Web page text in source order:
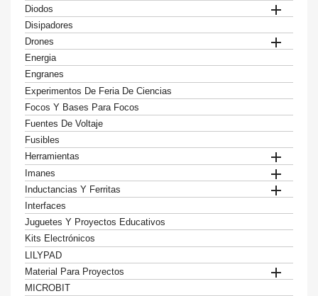
Diodos

Disipadores
Drones

Energia
Engranes
Experimentos De Feria De Ciencias
Focos Y Bases Para Focos
Fuentes De Voltaje
Fusibles
Herramientas

Imanes 
Inductancias Y Ferritas 
Interfaces
Juguetes Y Proyectos Educativos
Kits Electrónicos
LILYPAD
Material Para Proyectos

MICROBIT